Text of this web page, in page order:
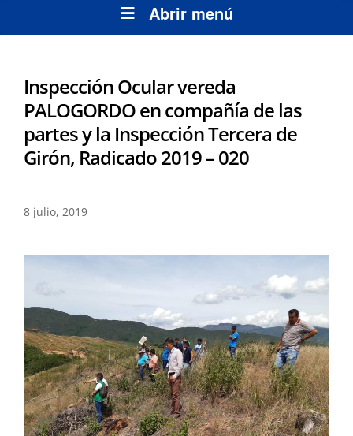
Abrir menú
Inspección Ocular vereda
PALOGORDO en compañía de las
partes y la Inspección Tercera de
Girón, Radicado 2019 – 020
8 julio, 2019